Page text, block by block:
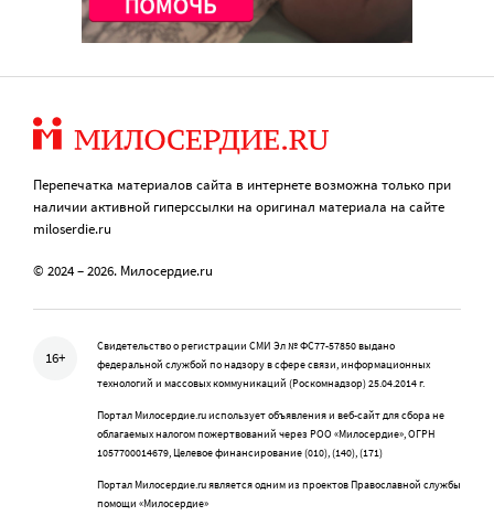
Перепечатка материалов сайта в интернете возможна только при
наличии активной гиперссылки на оригинал материала на сайте
miloserdie.ru
© 2024 – 2026. Милосердие.ru
16+
Свидетельство о регистрации СМИ Эл № ФС77-57850 выдано
федеральной службой по надзору в сфере связи, информационных
технологий и массовых коммуникаций (Роскомнадзор) 25.04.2014 г.
Портал Милосердие.ru использует объявления и веб-сайт для сбора не
облагаемых налогом пожертвований через РОО «Милосердие», ОГРН
1057700014679, Целевое финансирование (010), (140), (171)
Портал Милосердие.ru является одним из проектов Православной службы
помощи «Милосердие»